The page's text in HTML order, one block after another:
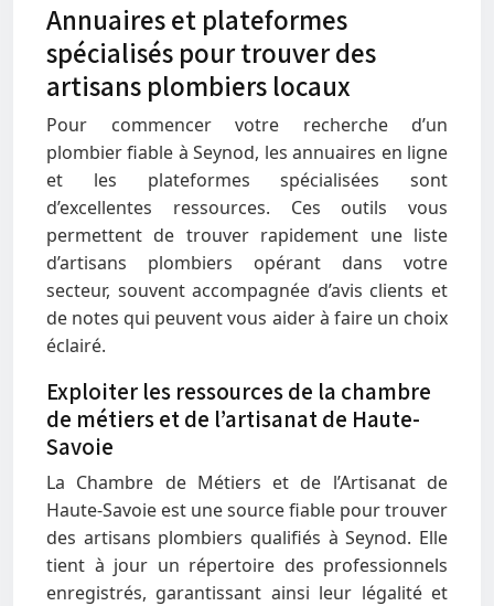
Annuaires et plateformes
spécialisés pour trouver des
artisans plombiers locaux
Pour commencer votre recherche d’un
plombier fiable à Seynod, les annuaires en ligne
et les plateformes spécialisées sont
d’excellentes ressources. Ces outils vous
permettent de trouver rapidement une liste
d’artisans plombiers opérant dans votre
secteur, souvent accompagnée d’avis clients et
de notes qui peuvent vous aider à faire un choix
éclairé.
Exploiter les ressources de la chambre
de métiers et de l’artisanat de Haute-
Savoie
La Chambre de Métiers et de l’Artisanat de
Haute-Savoie est une source fiable pour trouver
des artisans plombiers qualifiés à Seynod. Elle
tient à jour un répertoire des professionnels
enregistrés, garantissant ainsi leur légalité et